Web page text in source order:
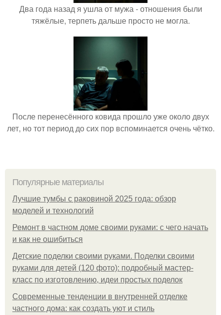
Два года назад я ушла от мужа - отношения были
тяжёлые, терпеть дальше просто не могла.
После перенесённого ковида прошло уже около двух
лет, но тот период до сих пор вспоминается очень чётко.
Популярные материалы
Лучшие тумбы с раковиной 2025 года: обзор
моделей и технологий
Ремонт в частном доме своими руками: с чего начать
и как не ошибиться
Детские поделки своими руками. Поделки своими
руками для детей (120 фото): подробный мастер-
класс по изготовлению, идеи простых поделок
Современные тенденции в внутренней отделке
частного дома: как создать уют и стиль